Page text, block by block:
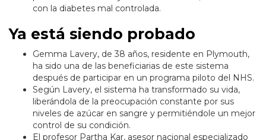
con la diabetes mal controlada.
Ya está siendo probado
Gemma Lavery, de 38 años, residente en Plymouth,
ha sido una de las beneficiarias de este sistema
después de participar en un programa piloto del NHS.
Según Lavery, el sistema ha transformado su vida,
liberándola de la preocupación constante por sus
niveles de azúcar en sangre y permitiéndole un mejor
control de su condición.
El profesor Partha Kar, asesor nacional especializado